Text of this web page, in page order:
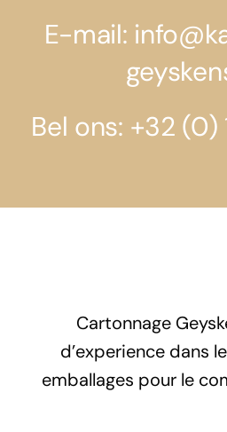
E-mail:
Bel ons: +32
Cartonnage
d’experience dans
emballages pour le